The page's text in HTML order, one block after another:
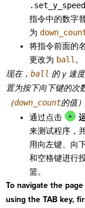
指令中的数字
为
将指令前面的
更改为 ball 。
现在， ball 的 y 速
置为按下向下键的次
（down_count的值）
通过点击
来测试程序，
用向左键、向
和空格键进行
篮。
To navigate the page
using the TAB key,